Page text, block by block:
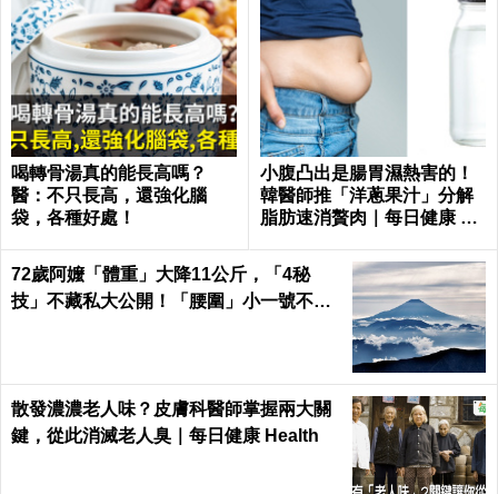
喝轉骨湯真的能長高嗎？
醫：不只長高，還強化腦
袋，各種好處！
小腹凸出是腸胃濕熱害的！
韓醫師推「洋蔥果汁」分解
脂肪速消贅肉｜每日健康 He
72歲阿嬤「體重」大降11公斤，「4秘
技」不藏私大公開！「腰圍」小一號不是
散發濃濃老人味？皮膚科醫師掌握兩大關
鍵，從此消滅老人臭｜每日健康 Health